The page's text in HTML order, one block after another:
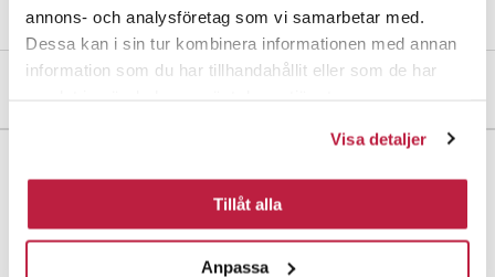
annons- och analysföretag som vi samarbetar med.
Dessa kan i sin tur kombinera informationen med annan
information som du har tillhandahållit eller som de har
Visa detaljer
Tillåt alla
Anpassa
Trigevej 20, Søften